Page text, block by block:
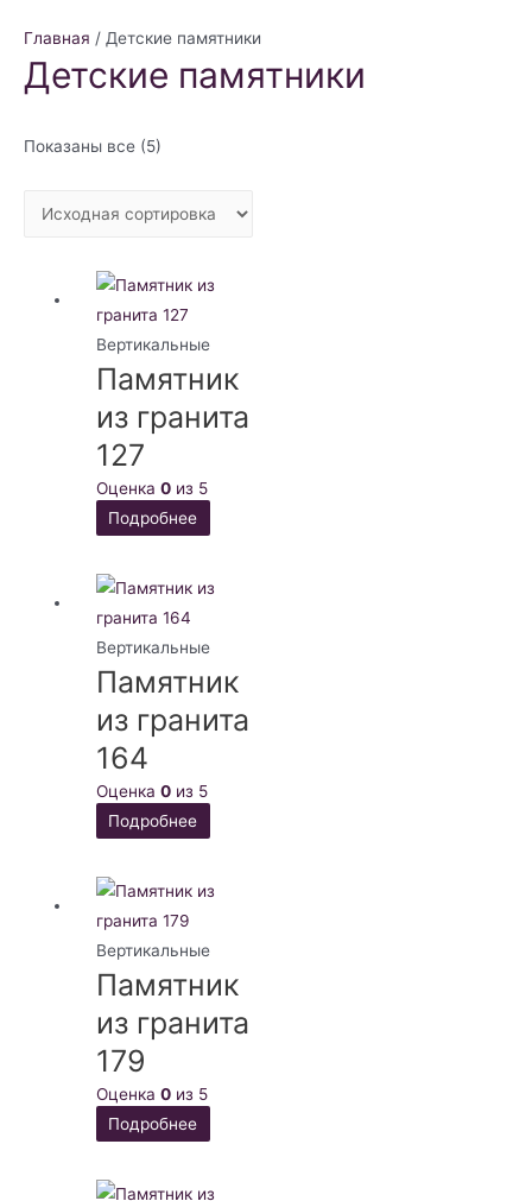
Главная / Детские памятники
Детские памятники
Показаны все (5)
Вертикальные
Памятник
из гранита
127
Оценка0 из 5
Подробнее
Вертикальные
Памятник
из гранита
164
Оценка0 из 5
Подробнее
Вертикальные
Памятник
из гранита
179
Оценка0 из 5
Подробнее